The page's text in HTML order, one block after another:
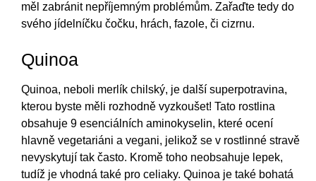
měl zabránit nepříjemným problémům. Zařaďte tedy do
svého jídelníčku čočku, hrách, fazole, či cizrnu.
Quinoa
Quinoa, neboli merlík chilský, je další superpotravina,
kterou byste měli rozhodně vyzkoušet! Tato rostlina
obsahuje 9 esenciálních aminokyselin, které ocení
hlavně vegetariáni a vegani, jelikož se v rostlinné stravě
nevyskytují tak často. Kromě toho neobsahuje lepek,
tudíž je vhodná také pro celiaky. Quinoa je také bohatá